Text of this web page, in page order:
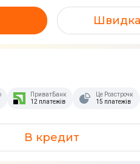
Скибочка.
ПриватБанк
12 платежів
Це Розстрочка
15 платежів
В кредит